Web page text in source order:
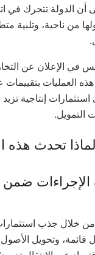
أن الدولة تتحرك في
من ناحية، وتلبية
في الإعلان عن
العمليات بتقييمات
استثمارات إنتاجية
تحدث هذه
من خلال جذب
وتحويل الأصول